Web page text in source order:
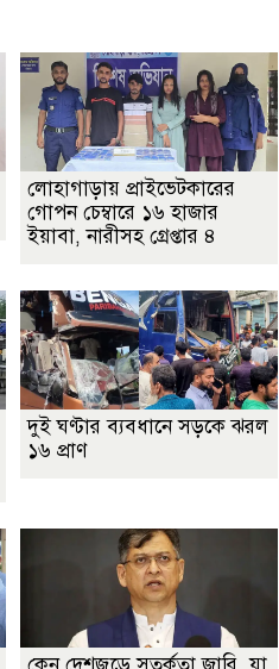
লোহাগাড়ায় প্রাইভেটকারের
গোপন চেম্বারে ১৬ হাজার
ইয়াবা, নারীসহ গ্রেপ্তার ৪
দুই ঘণ্টার ব্যবধানে সড়কে ঝরল
১৬ প্রাণ